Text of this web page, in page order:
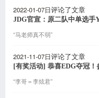
2022-01-07日评论了文章
JDG官宣：原二队中单选手
“马老师真不弱”
2021-11-07日评论了文章
“李哥＝李炫君”